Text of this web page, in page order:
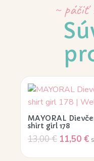
~ páčiť
MAYORAL
shirt girl 178
13,00€ 11,50 €